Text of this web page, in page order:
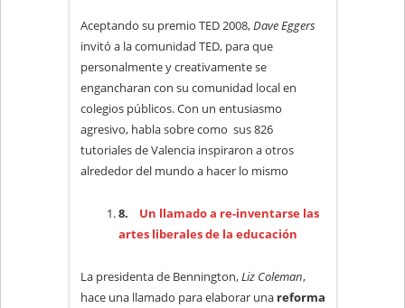
Aceptando su premio TED 2008,Dave Eggers
invitó a la comunidad TED, para que
personalmente y creativamente se
engancharan con su comunidad local en
colegios públicos. Con un entusiasmo
agresivo, habla sobre como sus 826
tutoriales de Valencia inspiraron a otros
alrededor del mundo a hacer lo mismo
8. Un llamado a re-inventarse las
artes liberales de la educación
La presidenta de Bennington,Liz Coleman,
hace una llamado para elaborar una reforma